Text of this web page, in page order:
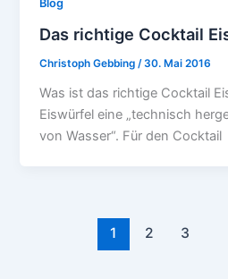
Blog
Das richtige Cocktail
Christoph Gebbing/30. Mai 2016
Was ist das richtige Cocktail
Eiswürfel eine „technisch
von Wasser“. Für den Cocktail
1 2 3